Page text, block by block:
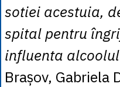
sotiei acestuia,
spital pentru
influenta
Brașov, Gabriela